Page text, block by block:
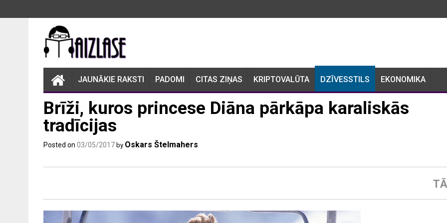
JAUNĀKIE RAKSTI PADOMI CITAS ZIŅAS KRIPTOVALŪTA DZĪVESSTILS EKONOMIKA
Brīži, kuros princese Diāna pārkāpa karaliskās
tradīcijas
Posted on 03/05/2017 by Oskars Štelmahers